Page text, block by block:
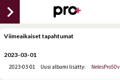
chevron_right
Viimeaikaiset tapahtumat
2023-03-01
2023-03-01 Uusi albumi lisätty: NelesPro50v